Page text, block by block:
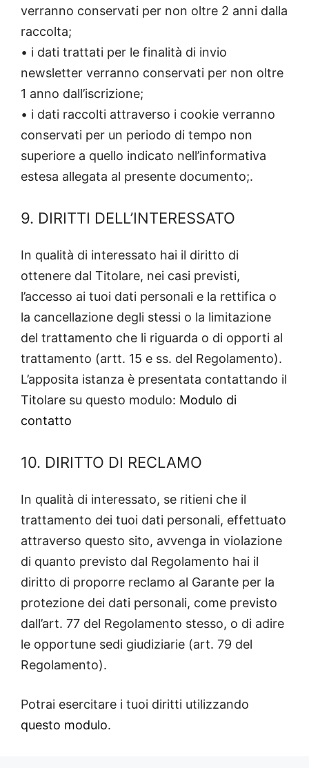
verranno conservati per non oltre 2 anni dalla
raccolta;
• i dati trattati per le finalità di invio
newsletter verranno conservati per non oltre
1 anno dall’iscrizione;
• i dati raccolti attraverso i cookie verranno
conservati per un periodo di tempo non
superiore a quello indicato nell’informativa
estesa allegata al presente documento;.
9. DIRITTI DELL’INTERESSATO
In qualità di interessato hai il diritto di
ottenere dal Titolare, nei casi previsti,
l’accesso ai tuoi dati personali e la rettifica o
la cancellazione degli stessi o la limitazione
del trattamento che li riguarda o di opporti al
trattamento (artt. 15 e ss. del Regolamento).
L’apposita istanza è presentata contattando il
Titolare su questo modulo: Modulo di
contatto
10. DIRITTO DI RECLAMO
In qualità di interessato, se ritieni che il
trattamento dei tuoi dati personali, effettuato
attraverso questo sito, avvenga in violazione
di quanto previsto dal Regolamento hai il
diritto di proporre reclamo al Garante per la
protezione dei dati personali, come previsto
dall’art. 77 del Regolamento stesso, o di adire
le opportune sedi giudiziarie (art. 79 del
Regolamento).
Potrai esercitare i tuoi diritti utilizzando
questo modulo.